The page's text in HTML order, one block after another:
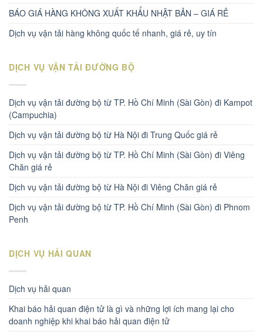
BÁO GIÁ HÀNG KHÔNG XUẤT KHẨU NHẬT BẢN – GIÁ RẺ
Dịch vụ vận tải hàng không quốc tế nhanh, giá rẻ, uy tín
DỊCH VỤ VẬN TẢI ĐƯỜNG BỘ
Dịch vụ vận tải đường bộ từ TP. Hồ Chí Minh (Sài Gòn) đi Kampot
(Campuchia)
Dịch vụ vận tải đường bộ từ Hà Nội đi Trung Quốc giá rẻ
Dịch vụ vận tải đường bộ từ TP. Hồ Chí Minh (Sài Gòn) đi Viêng
Chăn giá rẻ
Dịch vụ vận tải đường bộ từ Hà Nội đi Viêng Chăn giá rẻ
Dịch vụ vận tải đường bộ từ TP. Hồ Chí Minh (Sài Gòn) đi Phnom
Penh
DỊCH VỤ HẢI QUAN
Dịch vụ hải quan
Khai báo hải quan điện tử là gì và những lợi ích mang lại cho
doanh nghiệp khi khai báo hải quan điện tử